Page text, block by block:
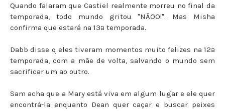
Quando falaram que Castiel realmente morreu no final da
temporada, todo mundo gritou "NÃOO!". Mas Misha
confirma que estará na 13ª temporada.
Dabb disse q eles tiveram momentos muito felizes na 12ª
temporada, com a mãe de volta, salvando o mundo sem
sacrificar um ao outro.
Sam acha que a Mary está viva em algum lugar e ele quer
encontrá-la enquanto Dean quer caçar e buscar peixes